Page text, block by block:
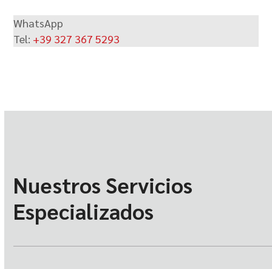
WhatsApp
Tel: +39 327 367 5293
Nuestros Servicios
Especializados